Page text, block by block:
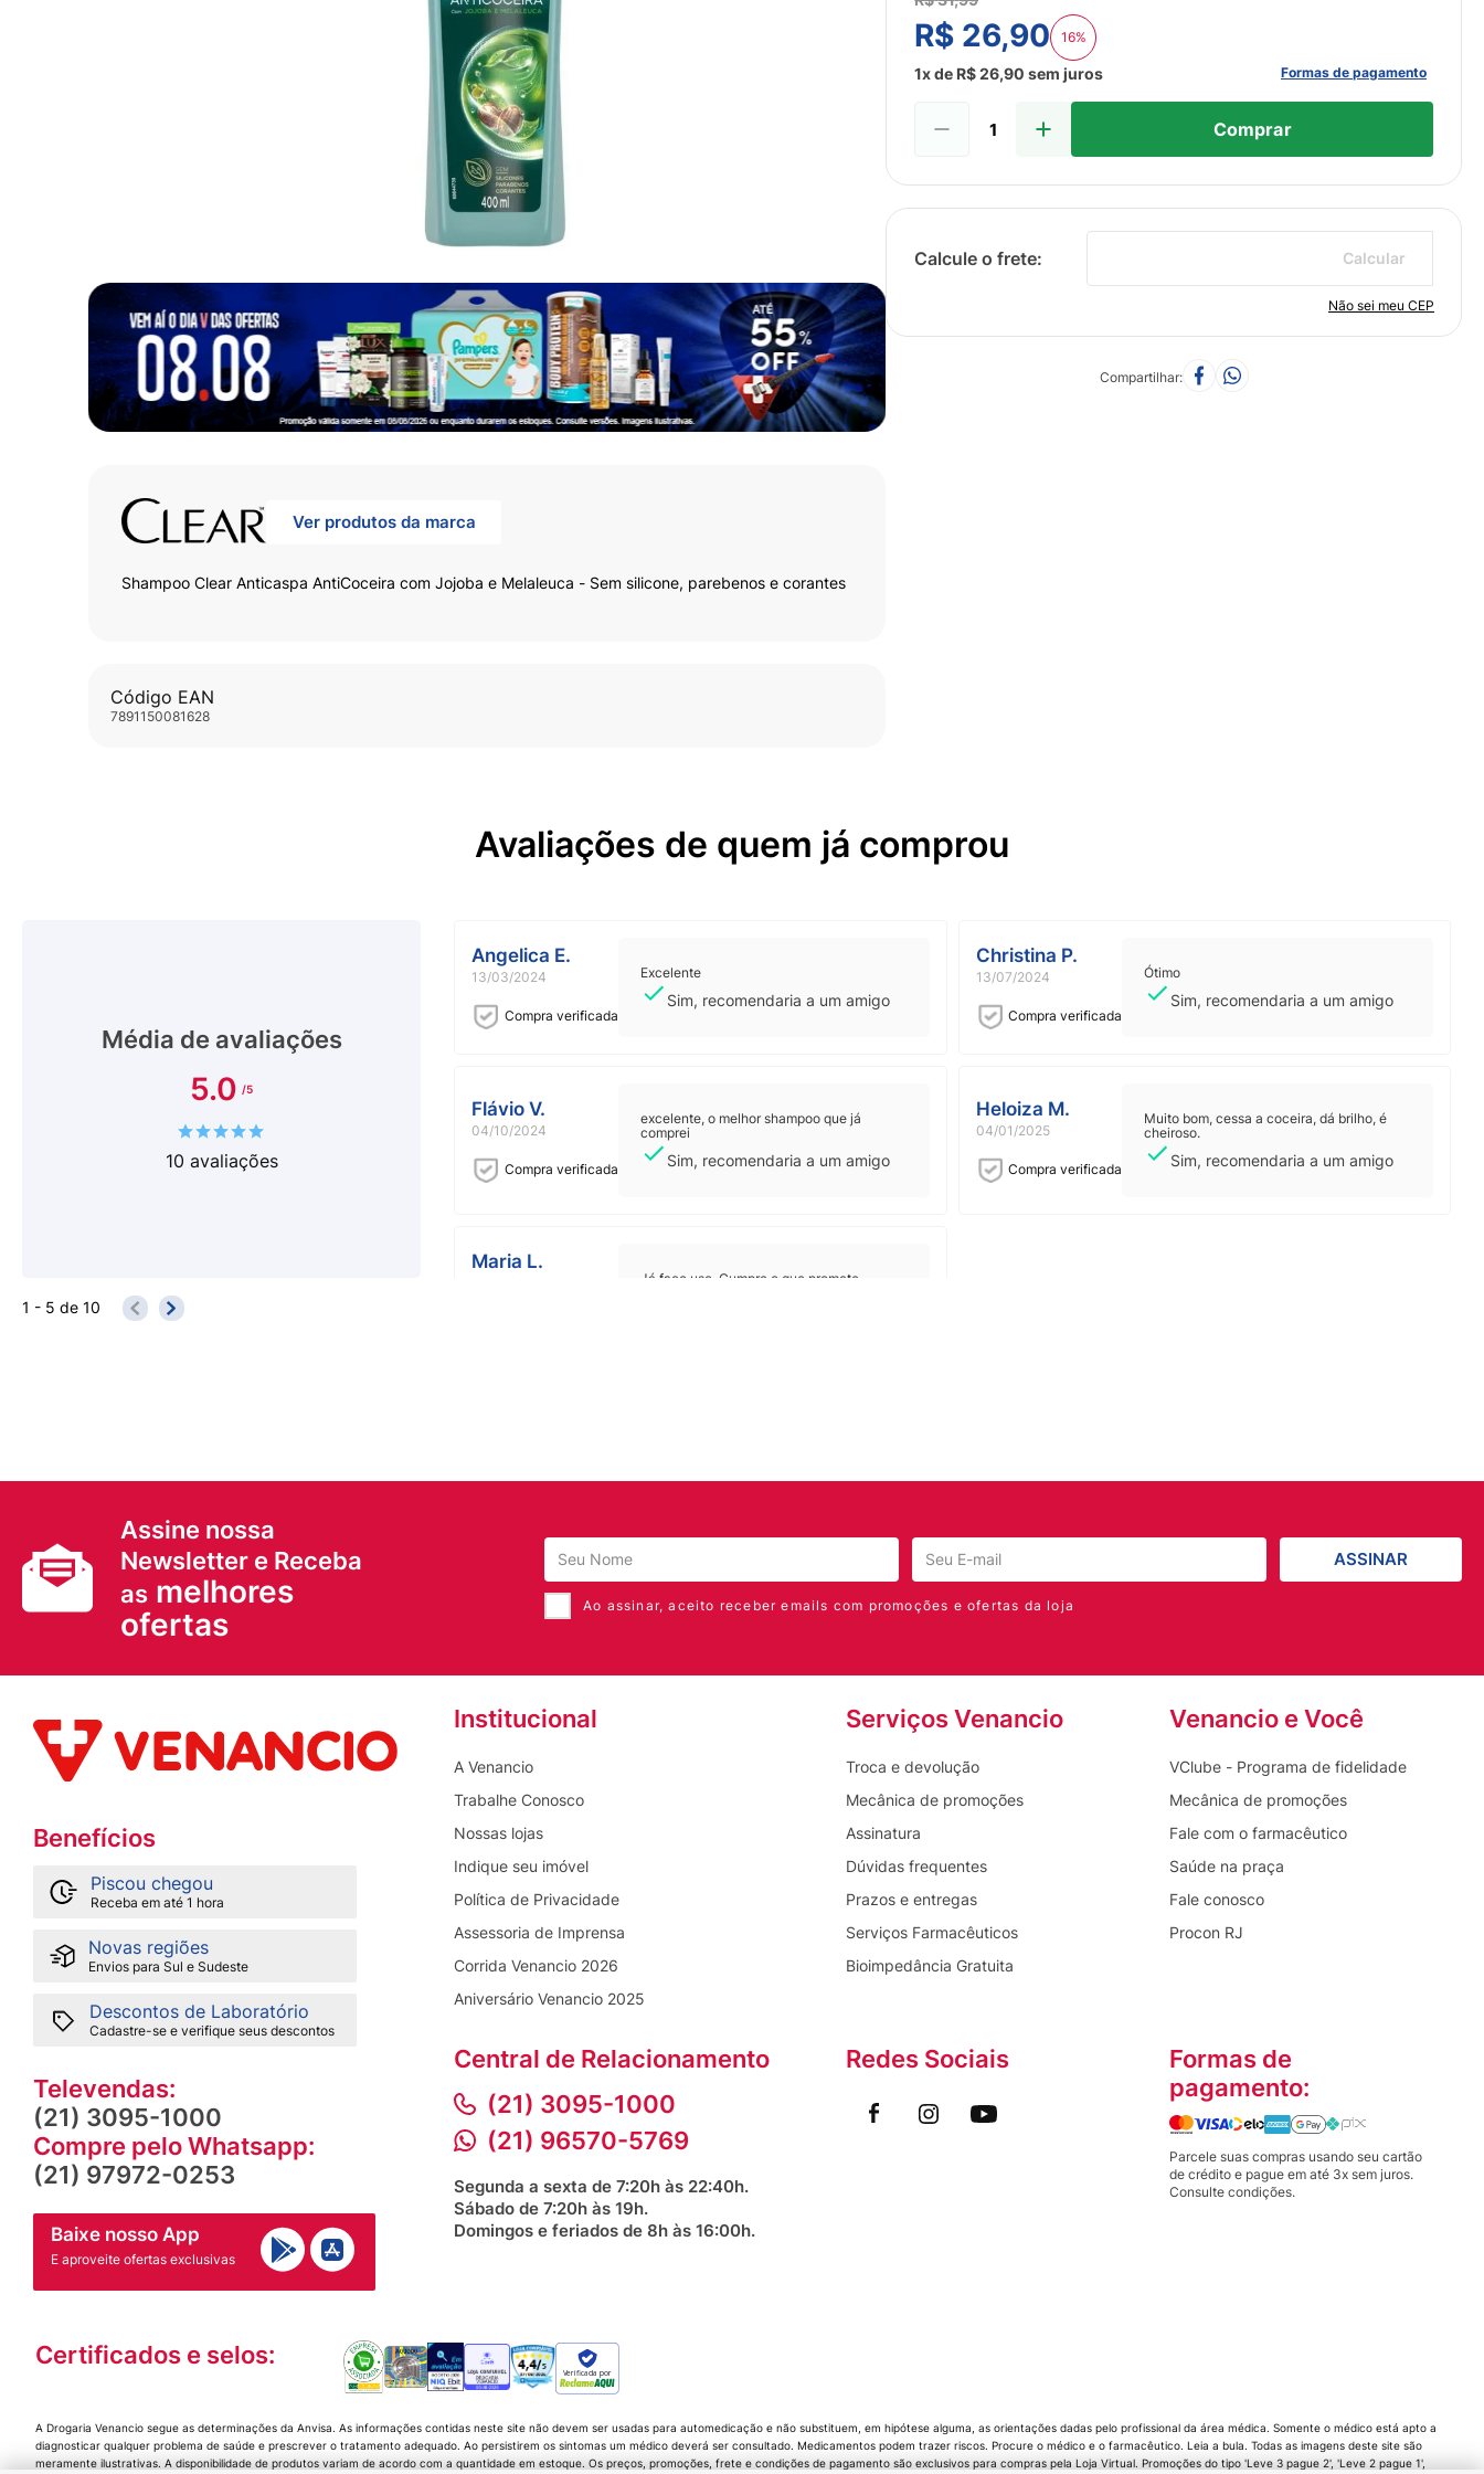
R$ 26,90 16%
1x de R$ 26,90 sem juros Formas de pagamento
Comprar
Não sei meu CEP
Calcular
Compartilhar
Ver produtos da marca
Shampoo Clear Anticaspa AntiCoceira com Jojoba e Melaleuca - Sem silicone, parebenos e corantes
Código EAN
7891150081628
Avaliações de quem já comprou
Média de avaliações
5.0
10 avaliações
Angelica E.
13/03/2024
Compra verificada
Excelente
Sim, recomendaria a um amigo
Christina P.
13/07/2024
Compra verificada
Ótimo
Sim, recomendaria a um amigo
Flávio V.
04/10/2024
Compra verificada
excelente, o melhor shampoo que já
comprei
Sim, recomendaria a um amigo
Heloiza M.
04/01/2025
Compra verificada
Muito bom, cessa a coceira, dá brilho, é
cheiroso.
Sim, recomendaria a um amigo
Maria L.
Já faço uso. Cumpre o que promete
1 - 5 de 10
Assine nossa
Newsletter e Receba
as melhores
ofertas
ASSINAR
Ao assinar, aceito receber emails com promoções e ofertas da loja
Benefícios
Piscou chegou
Receba em até 1 hora
Novas regiões
Envios para Sul e Sudeste
Descontos de Laboratório
Cadastre-se e verifique seus descontos
Televendas:
(21) 3095-1000
Compre pelo Whatsapp:
(21) 97972-0253
Baixe nosso App
E aproveite ofertas exclusivas
Institucional
A Venancio
Trabalhe Conosco
Nossas lojas
Indique seu imóvel
Política de Privacidade
Assessoria de Imprensa
Corrida Venancio 2026
Aniversário Venancio 2025
Serviços Venancio
Troca e devolução
Mecânica de promoções
Assinatura
Dúvidas frequentes
Prazos e entregas
Serviços Farmacêuticos
Bioimpedância Gratuita
Venancio e Você
VClube - Programa de fidelidade
Mecânica de promoções
Fale com o farmacêutico
Saúde na praça
Fale conosco
Procon RJ
Central de Relacionamento
(21) 3095-1000
(21) 96570-5769
Segunda a sexta de 7:20h às 22:40h.
Sábado de 7:20h às 19h.
Domingos e feriados de 8h às 16:00h.
Redes Sociais
Formas de
pagamento:
Parcele suas compras usando seu cartão
de crédito e pague em até 3x sem juros.
Consulte condições.
Certificados e selos:
Verificada por
A Drogaria Venancio segue as determinações da Anvisa. As informações contidas neste site não devem ser usadas para automedicação e não substituem, em hipótese alguma, as orientações dadas pelo profissional da área médica. Somente o médico está apto a
diagnosticar qualquer problema de saúde e prescrever o tratamento adequado. Ao persistirem os sintomas um médico deverá ser consultado. Medicamentos podem trazer riscos. Procure o médico e o farmacêutico. Leia a bula. Todas as imagens deste site são
meramente ilustrativas. A disponibilidade de produtos variam de acordo com a quantidade em estoque. Os preços, promoções, frete e condições de pagamento são exclusivos para compras pela Loja Virtual. Promoções do tipo 'Leve 3 pague 2', 'Leve 2 pague 1',